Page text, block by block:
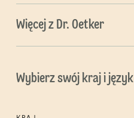
Więcej z Dr. Oetker
Wybierz swój kraj i język